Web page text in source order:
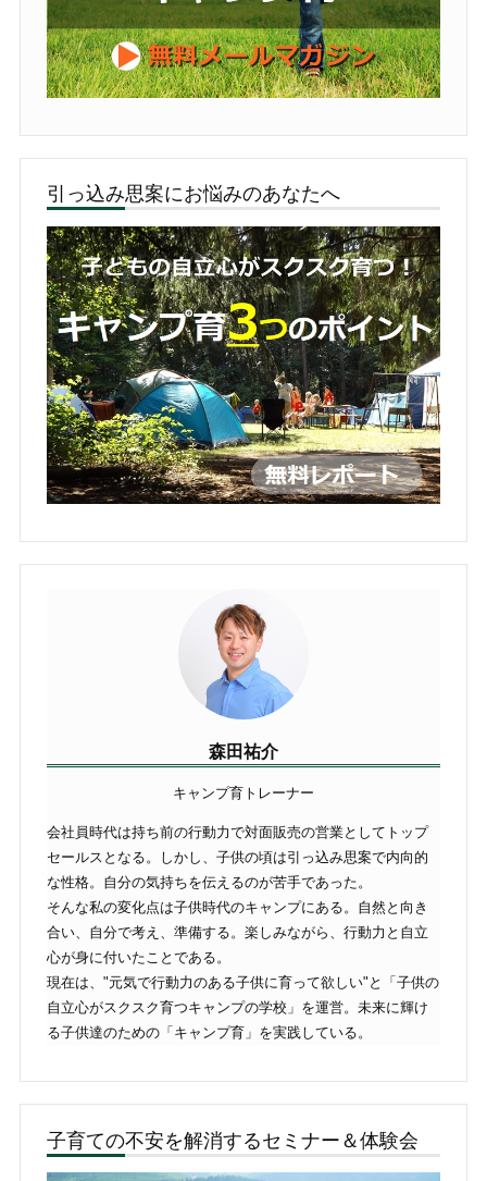
引っ込み思案にお悩みのあなたへ
森田祐介
キャンプ育トレーナー
会社員時代は持ち前の行動力で対面販売の営業としてトップ
セールスとなる。しかし、子供の頃は引っ込み思案で内向的
な性格。自分の気持ちを伝えるのが苦手であった。
そんな私の変化点は子供時代のキャンプにある。自然と向き
合い、自分で考え、準備する。楽しみながら、行動力と自立
心が身に付いたことである。
現在は、"元気で行動力のある子供に育って欲しい"と「子供の
自立心がスクスク育つキャンプの学校」を運営。未来に輝け
る子供達のための「キャンプ育」を実践している。
子育ての不安を解消するセミナー＆体験会